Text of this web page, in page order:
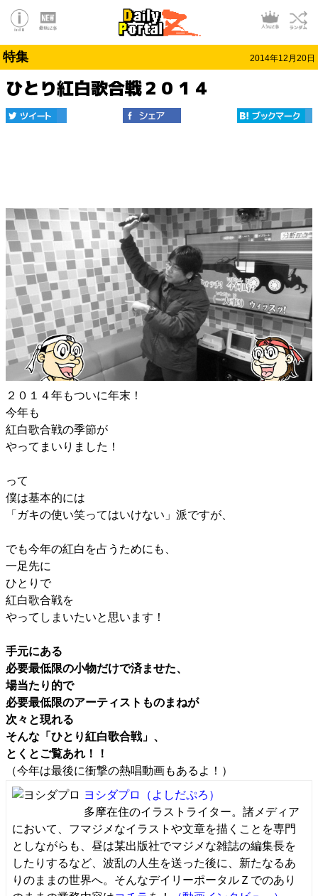
特集 2014年12月20日
ひとり紅白歌合戦２０１４
２０１４年もついに年末！
今年も
紅白歌合戦の季節が
やってまいりました！
って
僕は基本的には
「ガキの使い笑ってはいけない」派ですが、
でも今年の紅白を占うためにも、
一足先に
ひとりで
紅白歌合戦を
やってしまいたいと思います！
手元にある
必要最低限の小物だけで済ませた、
場当たり的で
必要最低限のアーティストものまねが
次々と現れる
そんな「ひとり紅白歌合戦」、
とくとご覧あれ！！
（今年は最後に衝撃の熱唱動画もあるよ！）
ヨシダプロ
（よしだぷろ）
多摩在住のイラストライター。諸メディア
において、フマジメなイラストや文章を描くことを専門
としながらも、昼は某出版社でマジメな雑誌の編集長を
したりするなど、波乱の人生を送った後に、新たなるあ
りのままの世界へ。そんなデイリーポータルＺでのあり